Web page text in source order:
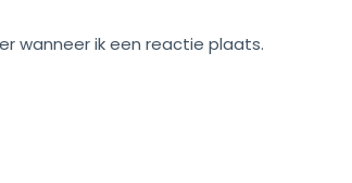
wanneer ik een reactie plaats.